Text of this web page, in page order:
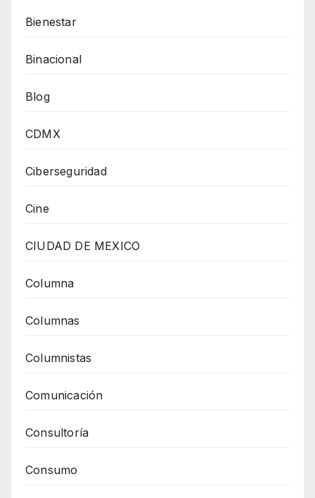
Bienestar
Binacional
Blog
CDMX
Ciberseguridad
Cine
CIUDAD DE MEXICO
Columna
Columnas
Columnistas
Comunicación
Consultoría
Consumo